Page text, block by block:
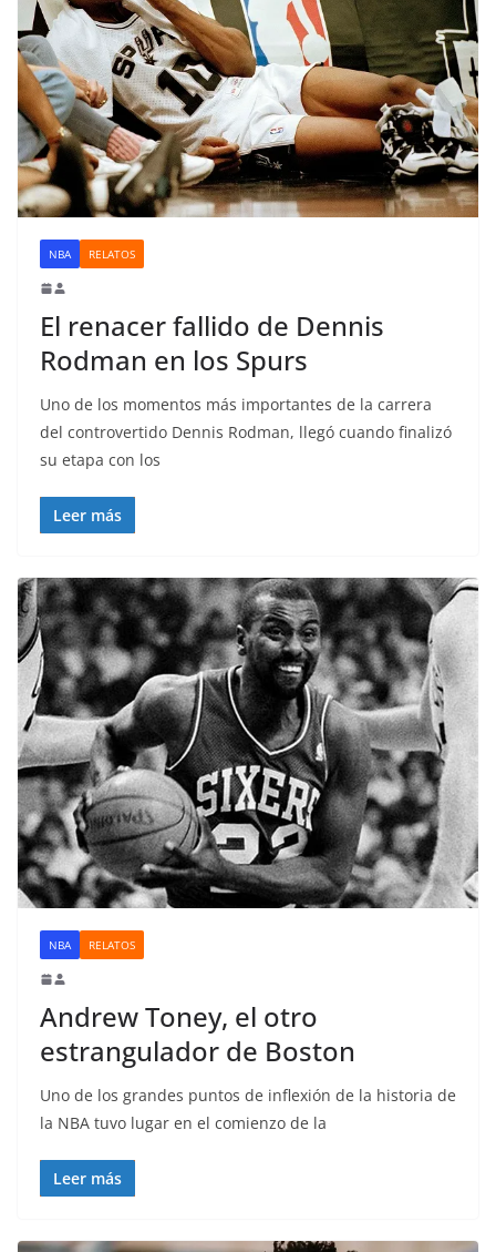
NBA RELATOS
El renacer fallido de Dennis
Rodman en los Spurs
Uno de los momentos más importantes de la carrera
del controvertido Dennis Rodman, llegó cuando finalizó
su etapa con los
Leer más
NBA RELATOS
Andrew Toney, el otro
estrangulador de Boston
Uno de los grandes puntos de inflexión de la historia de
la NBA tuvo lugar en el comienzo de la
Leer más